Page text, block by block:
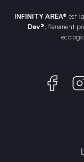
INFINITY AREA® est
Dev®, fièrement